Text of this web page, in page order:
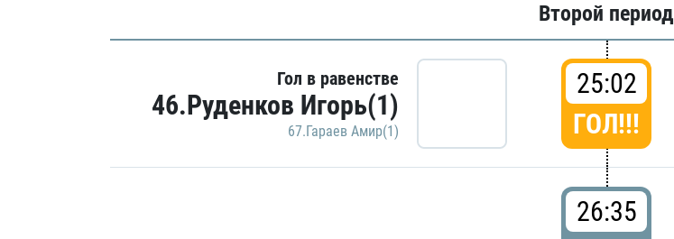
Второй период
Гол в равенстве
46.Руденков Игорь(1)
67.Гараев Амир(1)
25:02
ГОЛ!!!
26:35